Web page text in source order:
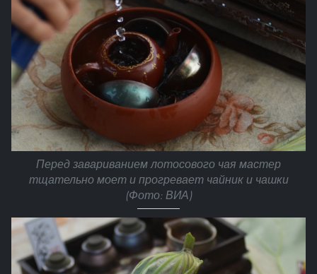
Перед завариванием лотосового чая мастер
тщательно моет и прогревает чайник и чашки
(Фото: ВИА)